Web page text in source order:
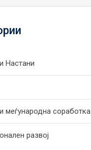
Настани
меѓународна соработка
развој